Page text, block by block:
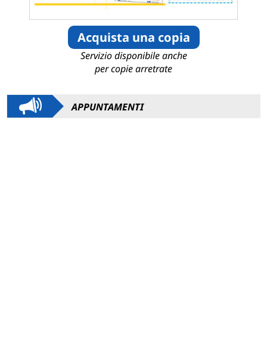
Acquista una copia
Servizio disponibile anche
per copie arretrate
APPUNTAMENTI